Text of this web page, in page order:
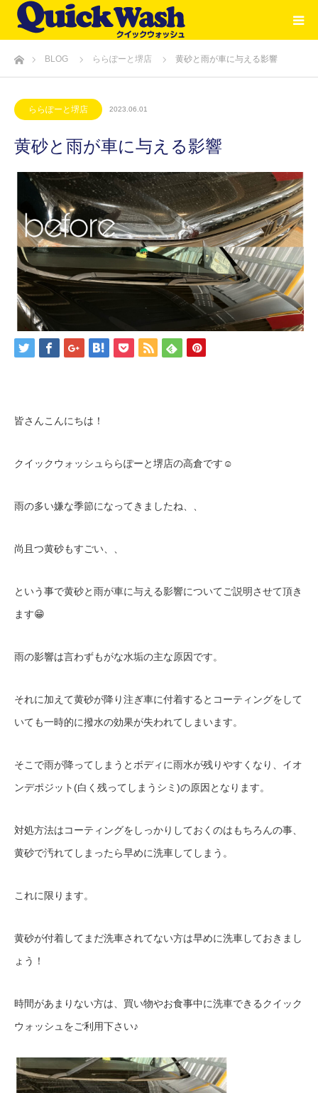
ホームBLOG ららぽーと堺店 黄砂と雨が車に与える影響
ららぽーと堺店 2023.06.01
黄砂と雨が車に与える影響
皆さんこんにちは！
クイックウォッシュららぽーと堺店の高倉です ☺️
雨の多い嫌な季節になってきましたね、、
尚且つ黄砂もすごい、、
という事で黄砂と雨が車に与える影響についてご説明させて頂き
ます😁
雨の影響は言わずもがな水垢の主な原因です。
それに加えて黄砂が降り注ぎ車に付着するとコーティングをして
いても一時的に撥水の効果が失われてしまいます。
そこで雨が降ってしまうとボディに雨水が残りやすくなり、イオ
ンデポジット (白く残ってしまうシミ )の原因となります。
対処方法はコーティングをしっかりしておくのはもちろんの事、
黄砂で汚れてしまったら早めに洗車してしまう。
これに限ります。
黄砂が付着してまだ洗車されてない方は早めに洗車しておきまし
ょう！
時間があまりない方は、買い物やお食事中に洗車できるクイック
ウォッシュをご利用下さい♪